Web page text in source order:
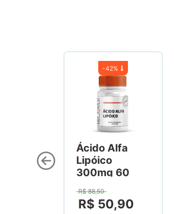
-42%
Ácido Alfa
Lipóico
300mg 60
R$ 88,50
R$ 50,90